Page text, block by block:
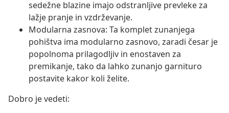
sedežne blazine imajo odstranljive prevleke za
lažje pranje in vzdrževanje.
Modularna zasnova: Ta komplet zunanjega
pohištva ima modularno zasnovo, zaradi česar je
popolnoma prilagodljiv in enostaven za
premikanje, tako da lahko zunanjo garnituro
postavite kakor koli želite.
Dobro je vedeti: